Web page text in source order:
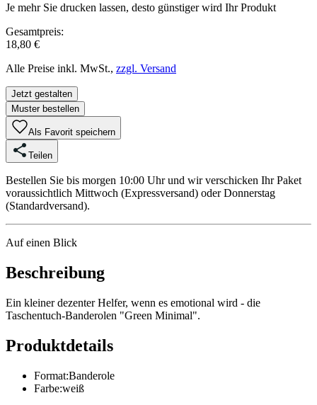
Je mehr Sie drucken lassen, desto günstiger wird Ihr Produkt
Gesamtpreis:
18,80 €
Alle Preise inkl. MwSt., zzgl. Versand
Jetzt gestalten
Muster bestellen
Als Favorit speichern
Teilen
Bestellen Sie bis morgen 10:00 Uhr und wir verschicken Ihr Paket
voraussichtlich Mittwoch (Expressversand) oder Donnerstag
(Standardversand).
Auf einen Blick
Beschreibung
Ein kleiner dezenter Helfer, wenn es emotional wird - die
Taschentuch-Banderolen "Green Minimal".
Produktdetails
Format:Banderole
Farbe:weiß